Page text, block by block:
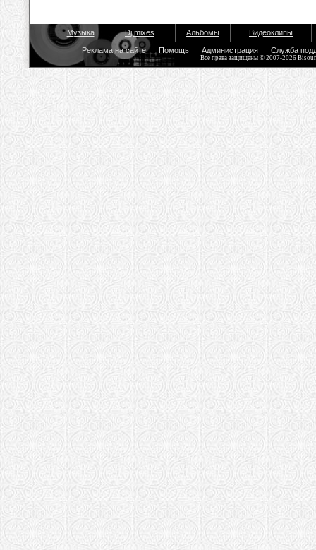
Музыка Dj mixes Альбомы Видеоклипы
Реклама на сайте Помощь Администрация Служба
Все права защищены © 2007-2026